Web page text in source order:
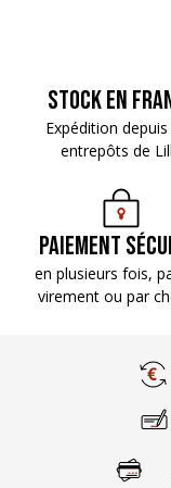
Stock en
Expédition
entrepôts de
Paiement
en plusieurs fois,
virement ou par